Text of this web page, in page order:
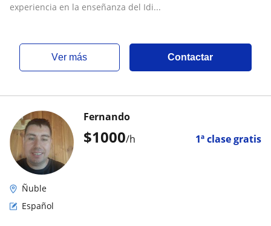
experiencia en la enseñanza del Idi...
ver más Contactar
$1000/h 1ª clase gratis
Fernando
Ñuble
Español